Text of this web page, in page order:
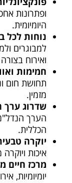
ופתרונות
היומיומית.
נוחות לכל
למבוגרים
ואירוח
חמימות
תחושת חום
מזמין.
שדרוג ערך
הערך
הכללית.
יוקרה
איכות
מרכז חיים
יומיומיות,